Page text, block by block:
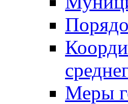
Меры